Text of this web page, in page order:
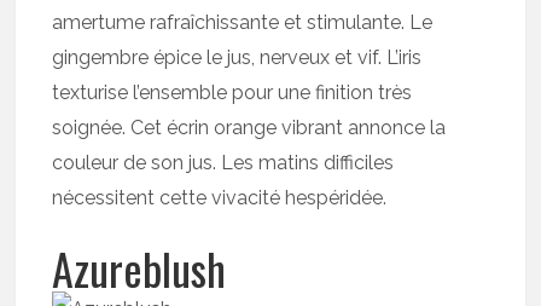
amertume rafraîchissante et stimulante. Le
gingembre épice le jus, nerveux et vif. L’iris
texturise l’ensemble pour une finition très
soignée. Cet écrin orange vibrant annonce la
couleur de son jus. Les matins difficiles
nécessitent cette vivacité hespéridée.
Azureblush